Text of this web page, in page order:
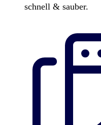
schnell & sauber.